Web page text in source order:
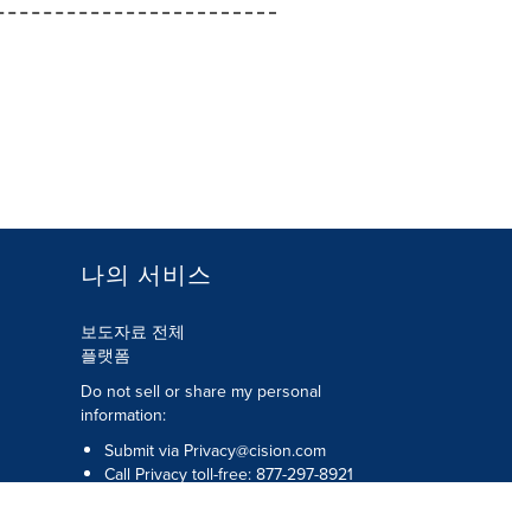
나의 서비스
보도자료 전체
플랫폼
Do not sell or share my personal
information:
Submit via Privacy@cision.com
Call Privacy toll-free: 877-297-8921